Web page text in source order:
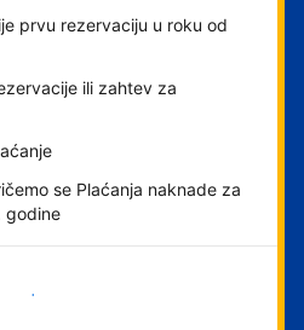
prvu rezervaciju u roku od
ili zahtev za
se Plaćanja naknade za
godine
odmah